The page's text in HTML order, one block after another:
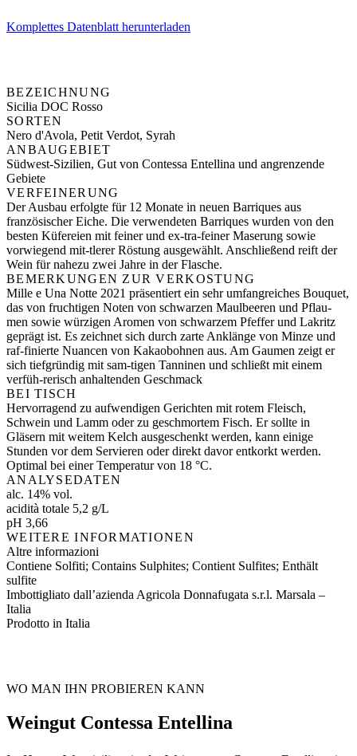
Komplettes Datenblatt herunterladen
BEZEICHNUNG
Sicilia DOC Rosso
SORTEN
Nero d'Avola, Petit Verdot, Syrah
ANBAUGEBIET
Südwest-Sizilien, Gut von Contessa Entellina und angrenzende
Gebiete
VERFEINERUNG
Der Ausbau erfolgte für 12 Monate in neuen Barriques aus
französischer Eiche. Die verwendeten Barriques wurden von den
besten Küfereien mit feiner und ex-tra-feiner Maserung sowie
vorwiegend mit-tlerer Röstung ausgewählt. Anschließend reift der
Wein für nahezu zwei Jahre in der Flasche.
BEMERKUNGEN ZUR VERKOSTUNG
Mille e Una Notte 2021 präsentiert ein sehr umfangreiches Bouquet,
das von fruchtigen Noten von schwarzen Maulbeeren und Pflau-
men sowie würzigen Aromen von schwarzem Pfeffer und Lakritz
geprägt ist. Es zeichnet sich durch zarte Anklänge von Minze und
raf-finierte Nuancen von Kakaobohnen aus. Am Gaumen zeigt er
sich tiefgründig mit sam-tigen Tanninen und schließt mit einem
verfüh-rerisch anhaltenden Geschmack
BEI TISCH
Hervorragend zu aufwendigen Gerichten mit rotem Fleisch,
Schwein und Lamm oder zu geschmortem Fisch. Er sollte in
Gläsern mit weitem Kelch ausgeschenkt werden, kann einige
Stunden vor dem Servieren oder direkt davor entkorkt werden.
Optimal bei einer Temperatur von 18 °C.
ANALYSEDATEN
alc. 14% vol.
acidità totale 5,2 g/L
pH 3,66
WEITERE INFORMATIONEN
Altre informazioni
Contiene Solfiti; Contains Sulphites; Contient Sulfites; Enthält
sulfite
Imbottigliato dall’azienda Agricola Donnafugata s.r.l. Marsala –
Italia
Prodotto in Italia
WO MAN IHN PROBIEREN KANN
Weingut Contessa Entellina